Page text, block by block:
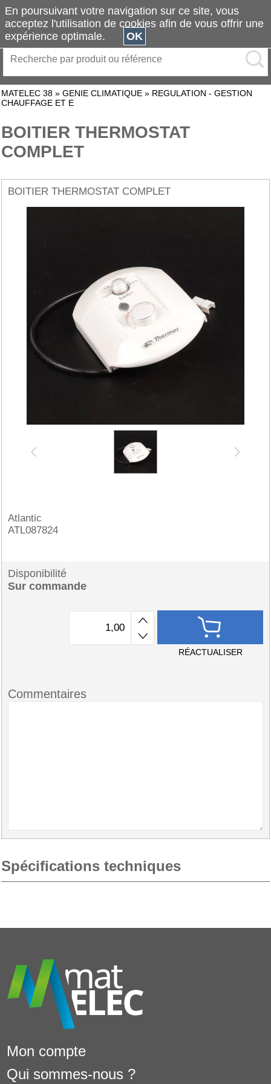
MATELEC 38 » GENIE CLIMATIQUE » REGULATION - GESTION
CHAUFFAGE ET E
BOITIER THERMOSTAT
COMPLET
BOITIER THERMOSTAT COMPLET
Atlantic
ATL087824
Disponibilité
Sur commande
RÉACTUALISER
Commentaires
Spécifications techniques
Mon compte
Qui sommes-nous ?
En poursuivant votre navigation sur ce site, vous
acceptez l'utilisation de cookies afin de vous offrir une
expérience optimale.
OK